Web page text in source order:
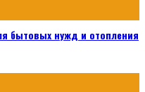
бытовых нужд и отопления